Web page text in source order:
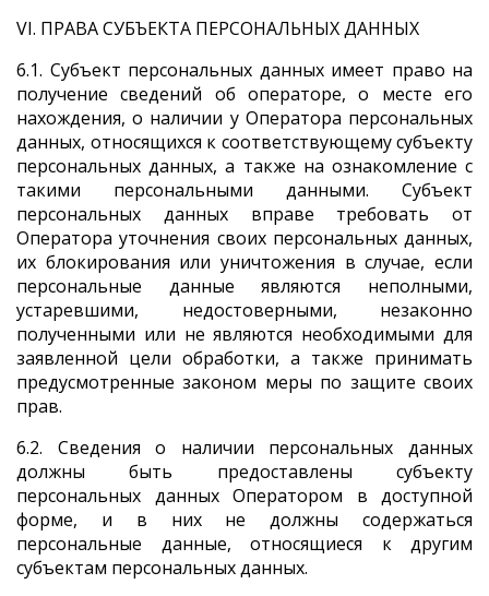
VI. ПРАВА СУБЪЕКТА ПЕРСОНАЛЬНЫХ ДАННЫХ
6.1. Субъект персональных данных имеет право на
получение сведений об операторе, о месте его
нахождения, о наличии у Оператора персональных
данных, относящихся к соответствующему субъекту
персональных данных, а также на ознакомление с
такими персональными данными. Субъект
персональных данных вправе требовать от
Оператора уточнения своих персональных данных,
их блокирования или уничтожения в случае, если
персональные данные являются неполными,
устаревшими, недостоверными, незаконно
полученными или не являются необходимыми для
заявленной цели обработки, а также принимать
предусмотренные законом меры по защите своих
прав.
6.2. Сведения о наличии персональных данных
должны быть предоставлены субъекту
персональных данных Оператором в доступной
форме, и в них не должны содержаться
персональные данные, относящиеся к другим
субъектам персональных данных.